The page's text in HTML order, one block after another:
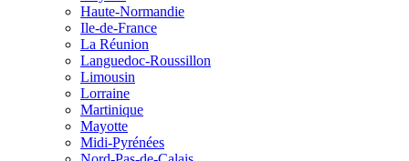
Haute-Normandie
Ile-de-France
La Réunion
Languedoc-Roussillon
Limousin
Lorraine
Martinique
Mayotte
Midi-Pyrénées